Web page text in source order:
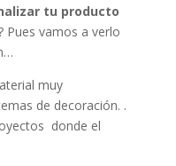
tu producto
Pues vamos a verlo
muy
de decoración. .
donde el